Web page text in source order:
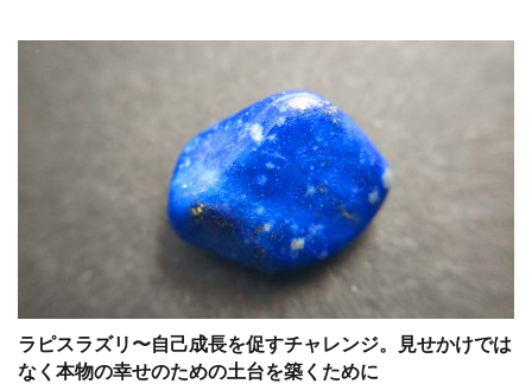
ラピスラズリ〜自己成長を促すチャレンジ。見せかけでは
なく本物の幸せのための土台を築くために